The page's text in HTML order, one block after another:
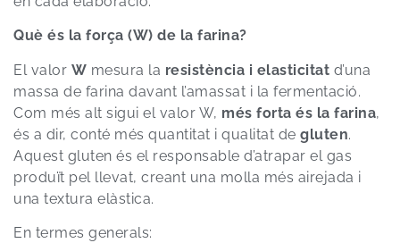
Què és la força (W) de la farina?
El valor W mesura la resistència i elasticitat d’una
massa de farina davant l’amassat i la fermentació.
Com més alt sigui el valor W, més forta és la farina,
és a dir, conté més quantitat i qualitat de gluten.
Aquest gluten és el responsable d’atrapar el gas
produït pel llevat, creant una molla més airejada i
una textura elàstica.
En termes generals: